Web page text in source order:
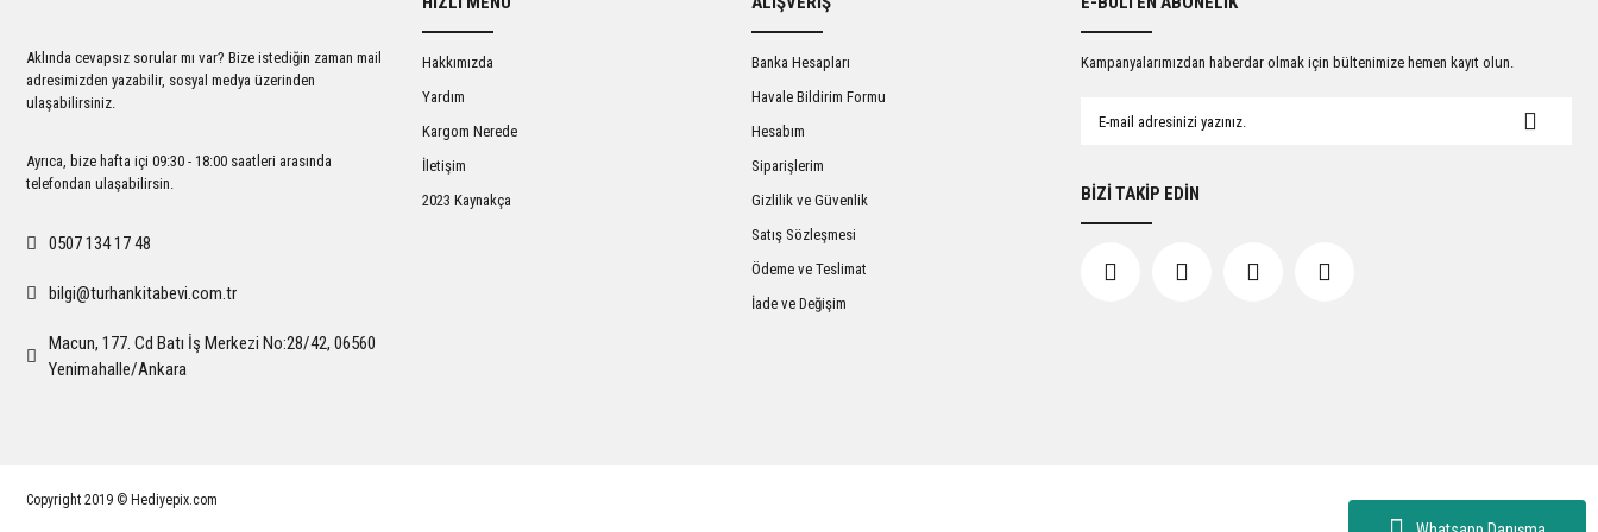
Ürün fiyatı diğer sitelerden daha pahalı.
Bu ürüne benzer farklı alternatifler olmalı.
Gönder
Aklında cevapsız sorular mı var? Bize istediğin zaman mail
adresimizden yazabilir, sosyal medya üzerinden
ulaşabilirsiniz.
Ayrıca, bize hafta içi 09:30 - 18:00 saatleri arasında
telefondan ulaşabilirsin.
0507 134 17 48
bilgi@turhankitabevi.com.tr
Macun, 177. Cd Batı İş Merkezi No:28/42, 06560
Yenimahalle/Ankara
Hakkımızda
Yardım
Kargom Nerede
İletişim
2023 Kaynakça
Banka Hesapları
Havale Bildirim Formu
Hesabım
Siparişlerim
Gizlilik ve Güvenlik
Satış Sözleşmesi
Ödeme ve Teslimat
İade ve Değişim
Kampanyalarımızdan haberdar olmak için bültenimize hemen kayıt olun.
BİZİ TAKİP EDİN
Copyright 2019 © Hediyepix.com